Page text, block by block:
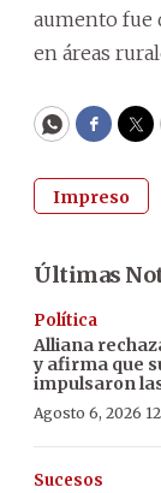
aumento fue
en áreas
Impreso
Últimas
Política
Alliana
y afirma que
impulsaron
Agosto 6, 2026
Sucesos